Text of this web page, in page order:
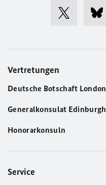
Vertretungen
Deutsche Botschaft London
Generalkonsulat Edinburgh
Honorarkonsuln
Service